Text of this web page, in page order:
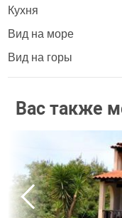
Кухня
Вид на море
Вид на горы
Вас также